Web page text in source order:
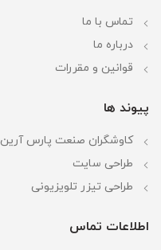
تماس با ما
درباره ما
قوانین و مقررات
پیوند ها
کاوشگران صنعت پارس آرین
طراحی سایت
طراحی تیزر تلویزیونی
اطلاعات تماس